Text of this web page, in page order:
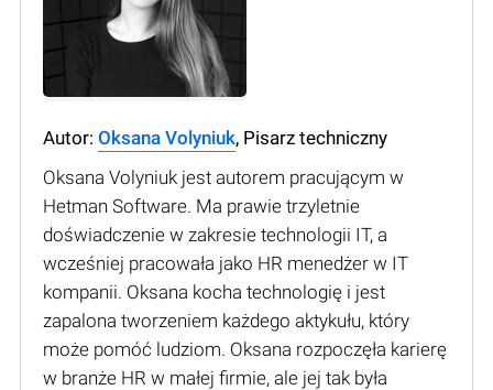
Autor: Oksana Volyniuk, Pisarz techniczny
Oksana Volyniuk jest autorem pracującym w
Hetman Software. Ma prawie trzyletnie
doświadczenie w zakresie technologii IT, a
wcześniej pracowała jako HR menedżer w IT
kompanii. Oksana kocha technologię i jest
zapalona tworzeniem każdego aktykułu, który
może pomóć ludziom. Oksana rozpoczęła karierę
w branże HR w małej firmie, ale jej tak była